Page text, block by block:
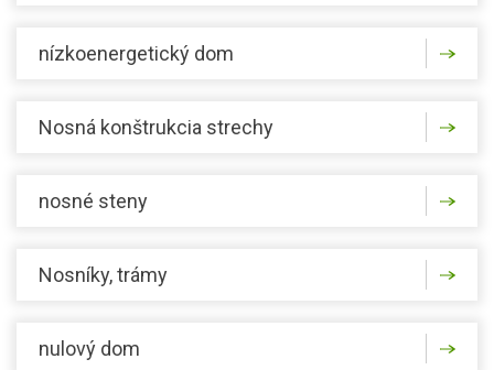
nízkoenergetický dom
Nosná konštrukcia strechy
nosné steny
Nosníky, trámy
nulový dom